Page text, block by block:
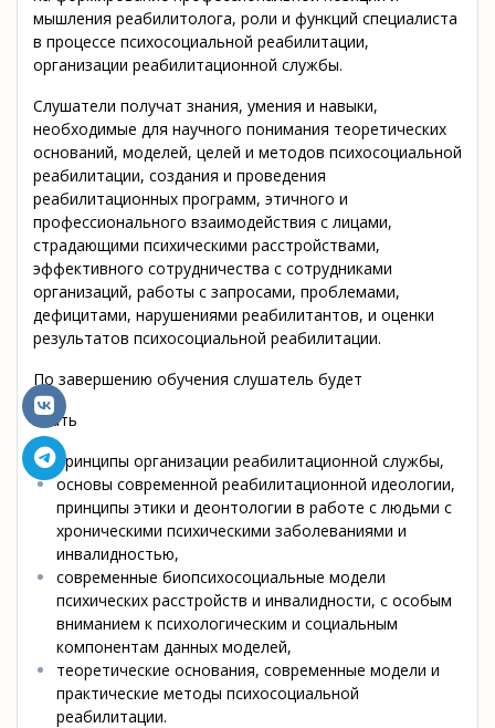
мышления реабилитолога, роли и функций специалиста
в процессе психосоциальной реабилитации,
организации реабилитационной службы.
Слушатели получат знания, умения и навыки,
необходимые для научного понимания теоретических
оснований, моделей, целей и методов психосоциальной
реабилитации, создания и проведения
реабилитационных программ, этичного и
профессионального взаимодействия с лицами,
страдающими психическими расстройствами,
эффективного сотрудничества с сотрудниками
организаций, работы с запросами, проблемами,
дефицитами, нарушениями реабилитантов, и оценки
результатов психосоциальной реабилитации.
По завершению обучения слушатель будет
Знать
принципы организации реабилитационной службы,
основы современной реабилитационной идеологии,
принципы этики и деонтологии в работе с людьми с
хроническими психическими заболеваниями и
инвалидностью,
современные биопсихосоциальные модели
психических расстройств и инвалидности, с особым
вниманием к психологическим и социальным
компонентам данных моделей,
теоретические основания, современные модели и
практические методы психосоциальной
реабилитации.